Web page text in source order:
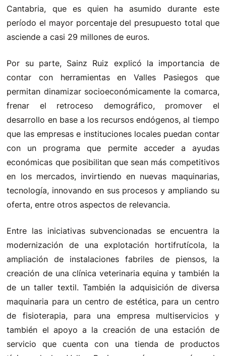
Cantabria, que es quien ha asumido durante este
período el mayor porcentaje del presupuesto total que
asciende a casi 29 millones de euros.
Por su parte, Sainz Ruiz explicó la importancia de
contar con herramientas en Valles Pasiegos que
permitan dinamizar socioeconómicamente la comarca,
frenar el retroceso demográfico, promover el
desarrollo en base a los recursos endógenos, al tiempo
que las empresas e instituciones locales puedan contar
con un programa que permite acceder a ayudas
económicas que posibilitan que sean más competitivos
en los mercados, invirtiendo en nuevas maquinarias,
tecnología, innovando en sus procesos y ampliando su
oferta, entre otros aspectos de relevancia.
Entre las iniciativas subvencionadas se encuentra la
modernización de una explotación hortifrutícola, la
ampliación de instalaciones fabriles de piensos, la
creación de una clínica veterinaria equina y también la
de un taller textil. También la adquisición de diversa
maquinaria para un centro de estética, para un centro
de fisioterapia, para una empresa multiservicios y
también el apoyo a la creación de una estación de
servicio que cuenta con una tienda de productos